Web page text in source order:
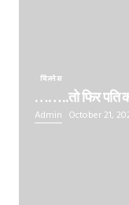
बिज़नेस
……..तो फिर पति
Admin October 21,